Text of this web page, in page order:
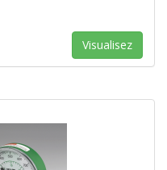
Visualisez